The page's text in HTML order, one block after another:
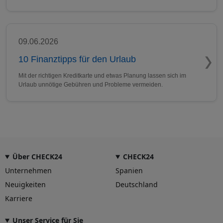
09.06.2026
10 Finanztipps für den Urlaub
Mit der richtigen Kreditkarte und etwas Planung lassen sich im
Urlaub unnötige Gebühren und Probleme vermeiden.
Über CHECK24
Unternehmen
Neuigkeiten
Karriere
CHECK24
Spanien
Deutschland
Unser Service für Sie